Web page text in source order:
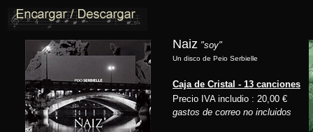
Naiz "soy"
Un disco de Peio Serbielle
Caja de Cristal - 13 canciones
Precio IVA includio : 20,00 €
gastos de correo no incluidos